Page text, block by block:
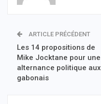
ARTICLE PRÉCÉDENT
Les 14 propositions de
Mike Jocktane pour une
alternance politique aux
gabonais